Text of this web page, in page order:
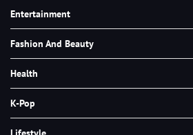
Entertainment
Fashion And Beauty
Health
K-Pop